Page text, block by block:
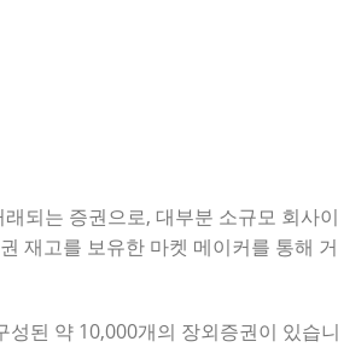
되는 증권으로, 대부분 소규모 회사
재고를 보유한 마켓 메이커를 통해
된 약 10,000개의 장외증권이 있습